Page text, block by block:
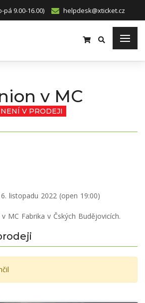
pá 9.00-16.00) helpdesk@xticket.cz
v MC
NENÍ V PRODEJI
listopadu 2022 (open 19:00)
MC Fabrika v Čských Budějovicích.